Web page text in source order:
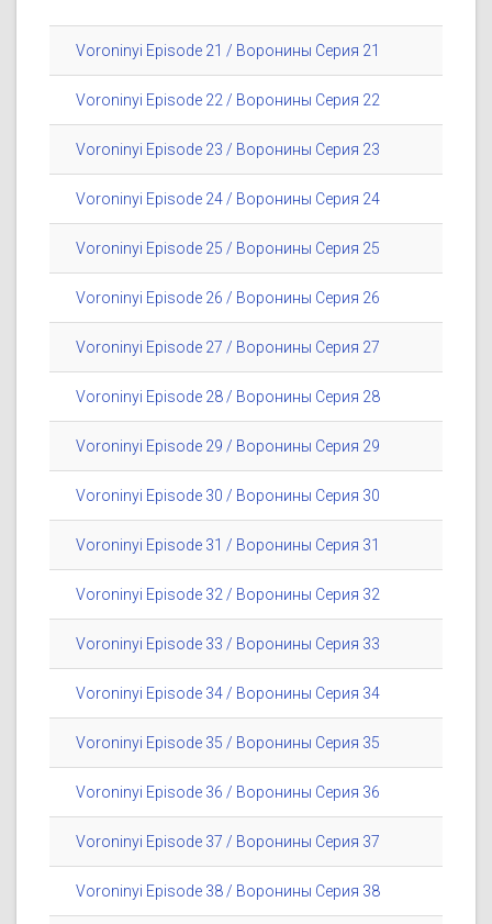
Voroninyi Episode 21 / Воронины Серия 21
Voroninyi Episode 22 / Воронины Серия 22
Voroninyi Episode 23 / Воронины Серия 23
Voroninyi Episode 24 / Воронины Серия 24
Voroninyi Episode 25 / Воронины Серия 25
Voroninyi Episode 26 / Воронины Серия 26
Voroninyi Episode 27 / Воронины Серия 27
Voroninyi Episode 28 / Воронины Серия 28
Voroninyi Episode 29 / Воронины Серия 29
Voroninyi Episode 30 / Воронины Серия 30
Voroninyi Episode 31 / Воронины Серия 31
Voroninyi Episode 32 / Воронины Серия 32
Voroninyi Episode 33 / Воронины Серия 33
Voroninyi Episode 34 / Воронины Серия 34
Voroninyi Episode 35 / Воронины Серия 35
Voroninyi Episode 36 / Воронины Серия 36
Voroninyi Episode 37 / Воронины Серия 37
Voroninyi Episode 38 / Воронины Серия 38